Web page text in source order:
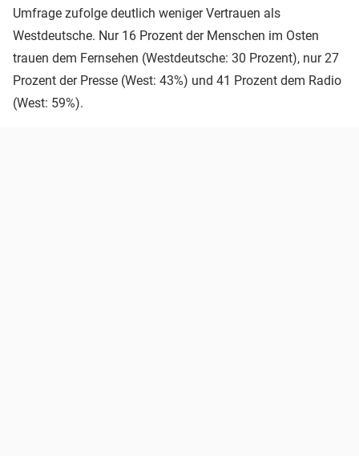
Umfrage zufolge deutlich weniger Vertrauen als
Westdeutsche. Nur 16 Prozent der Menschen im Osten
trauen dem Fernsehen (Westdeutsche: 30 Prozent), nur 27
Prozent der Presse (West: 43%) und 41 Prozent dem Radio
(West: 59%).